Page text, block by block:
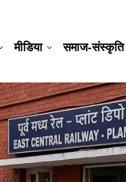
मीडिया समाज-संस्कृति